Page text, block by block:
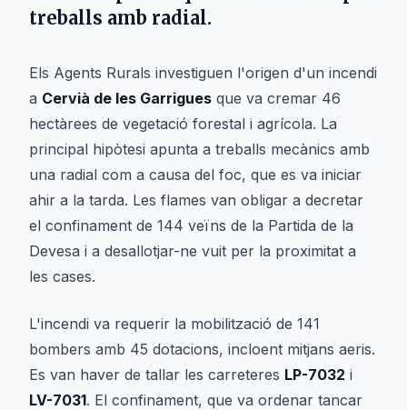
treballs amb radial.
Els Agents Rurals investiguen l'origen d'un incendi
a Cervià de les Garrigues que va cremar 46
hectàrees de vegetació forestal i agrícola. La
principal hipòtesi apunta a treballs mecànics amb
una radial com a causa del foc, que es va iniciar
ahir a la tarda. Les flames van obligar a decretar
el confinament de 144 veïns de la Partida de la
Devesa i a desallotjar-ne vuit per la proximitat a
les cases.
L'incendi va requerir la mobilització de 141
bombers amb 45 dotacions, incloent mitjans aeris.
Es van haver de tallar les carreteres LP-7032 i
LV-7031. El confinament, que va ordenar tancar